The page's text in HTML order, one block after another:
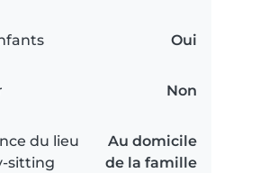
Oui
Non
du lieu
sitting
Au domicile
de la famille